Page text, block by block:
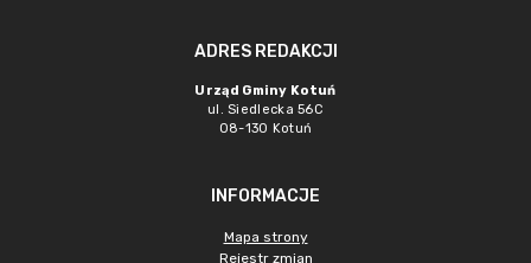
ADRES REDAKCJI
Urząd Gminy Kotuń
ul. Siedlecka 56C
08-130 Kotuń
INFORMACJE
Mapa strony
Rejestr zmian